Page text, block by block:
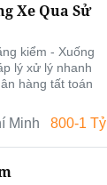
Xe Qua Sử
kiểm - Xuống
lý xử lý nhanh
hàng tất toán
Minh 800-1 Tỷ